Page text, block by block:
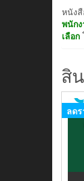
หนัง
พนัก
เลือก
สิ
ลด